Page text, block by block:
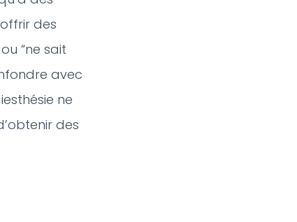
des
“ne sait
avec
ne
des